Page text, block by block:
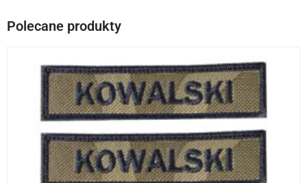
Polecane produkty